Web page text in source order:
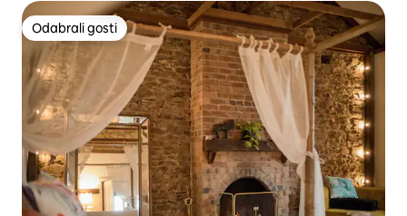
Odabrali gosti
Odabrali gosti